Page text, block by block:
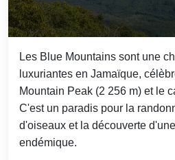
Les Blue Mountains sont une
luxuriantes en Jamaïque,
Mountain Peak (2 256 m) et le
C'est un paradis pour la
d'oiseaux et la découverte
endémique.